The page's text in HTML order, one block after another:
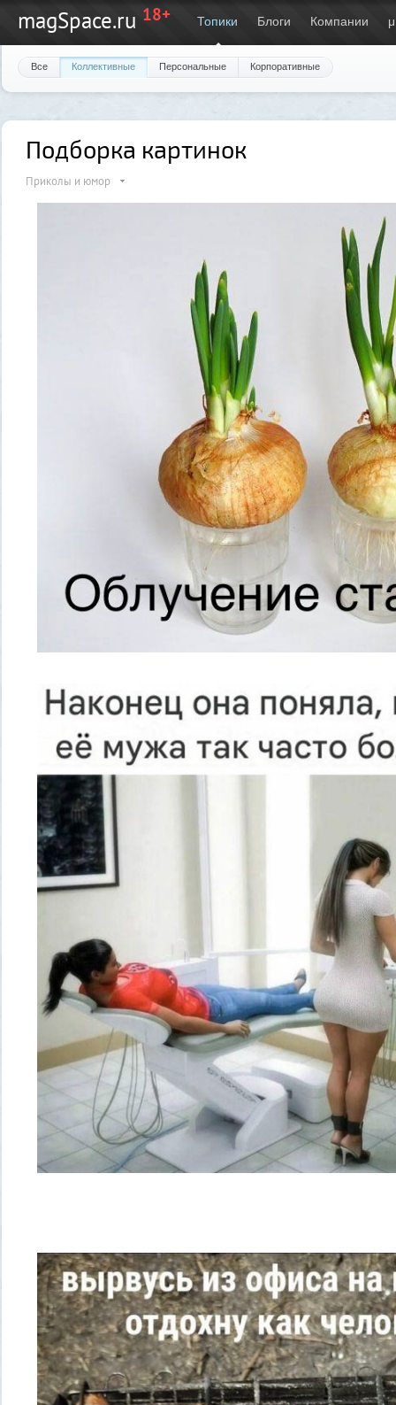
magSpace.ru 18+ Топики Блоги Компании μ
Все Коллективные Персональные Корпоративные
Подборка картинок
Приколы и юмор